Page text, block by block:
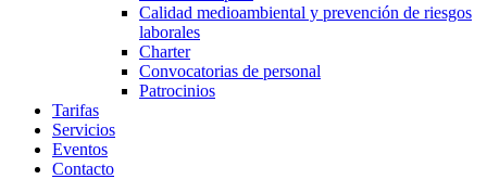
Calidad medioambiental y prevención de riesgos
laborales
Charter
Convocatorias de personal
Patrocinios
Tarifas
Servicios
Eventos
Contacto